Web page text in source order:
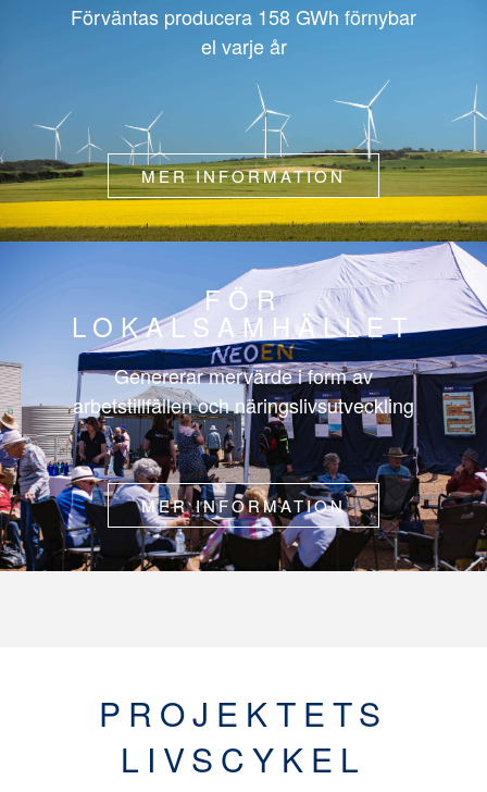
Förväntas producera 158 GWh förnybar
el varje år
MER INFORMATION
FÖR
LOKALSAMHÄLLET
Genererar mervärde i form av
arbetstillfällen och näringslivsutveckling
MER INFORMATION
PROJEKTETS
LIVSCYKEL